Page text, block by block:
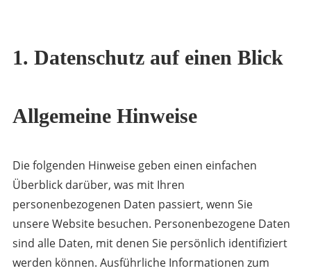
1. Datenschutz auf einen Blick
Allgemeine Hinweise
Die folgenden Hinweise geben einen einfachen
Überblick darüber, was mit Ihren
personenbezogenen Daten passiert, wenn Sie
unsere Website besuchen. Personenbezogene Daten
sind alle Daten, mit denen Sie persönlich identifiziert
werden können. Ausführliche Informationen zum